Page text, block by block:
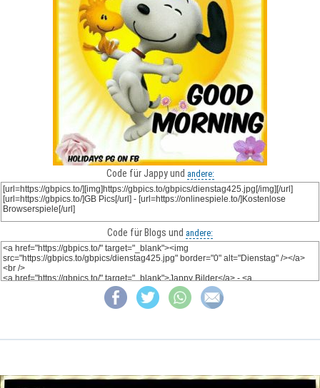
Code für Jappy und andere:
Code für Blogs und andere: